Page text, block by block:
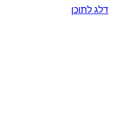
דלג לתוכן